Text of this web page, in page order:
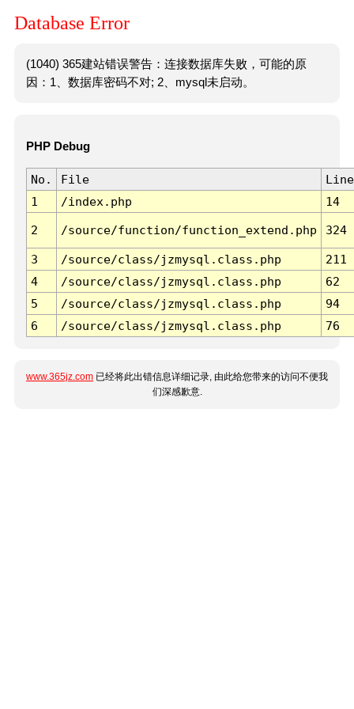
Database Error
(1040) 365建站错误警告：连接数据库失败，可能的原
因：1、数据库密码不对; 2、mysql未启动。
PHP Debug
No. File
Line
1
/index.php 14
2 /source/function/function_extend.php 324
3 /source/class/jzmysql.class.php
211
4
/source/class/jzmysql.class.php
62
5
/source/class/jzmysql.class.php
94
6
/source/class/jzmysql.class.php 76
www.365jz.com 已经将此出错信息详细记录, 由此给您带来的访问不便我
们深感歉意.